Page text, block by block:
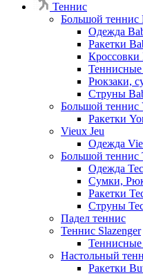
Теннис
Большой теннис
Одежда
Ракетки
Кроссовки
Рюкзаки,
Струны
Большой теннис
Ракетки
Vieux Jeu
Одежда
Большой теннис
Одежда
Сумки,
Ракетки
Струны
Падел теннис
Теннис Slazenger
Теннисные
Настольный
Ракетки